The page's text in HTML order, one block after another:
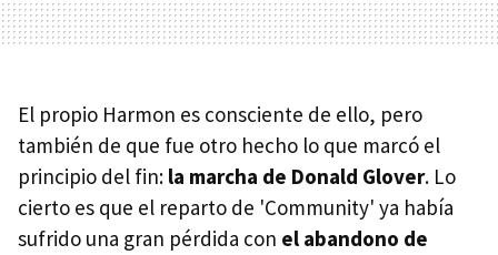
El propio Harmon es consciente de ello, pero
también de que fue otro hecho lo que marcó el
principio del fin: la marcha de Donald Glover. Lo
cierto es que el reparto de 'Community' ya había
sufrido una gran pérdida con el abandono de